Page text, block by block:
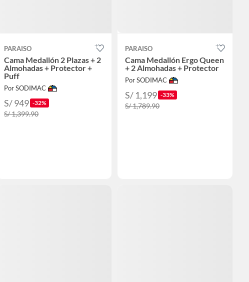
PARAISO
Cama Medallón 2 Plazas + 2
Almohadas + Protector +
Puff
Por SODIMAC
S/ 949 -32%
S/ 1,399.90
PARAISO
Cama Medallón Ergo Queen
+ 2 Almohadas + Protector
Por SODIMAC
S/ 1,199 -33%
S/ 1,789.90